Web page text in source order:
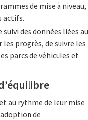
de mise à niveau,
actifs.
des données liées au
progrès, de suivre les
parcs de véhicules et
au rythme de leur mise
de